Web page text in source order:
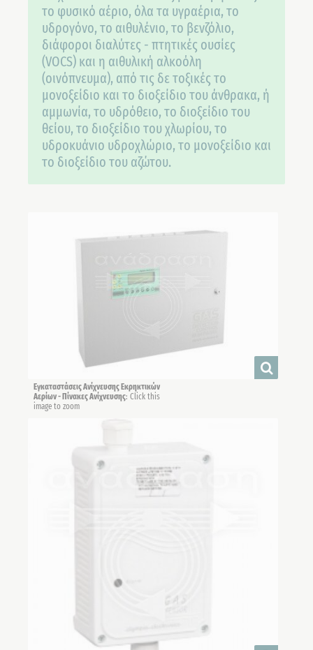
το φυσικό αέριο, όλα τα υγραέρια, το
υδρογόνο, το αιθυλένιο, το βενζόλιο,
διάφοροι διαλύτες - πτητικές ουσίες
(VOCS) και η αιθυλική αλκοόλη
(οινόπνευμα), από τις δε τοξικές το
μονοξείδιο και το διοξείδιο του άνθρακα, ή
αμμωνία, το υδρόθειο, το διοξείδιο του
θείου, το διοξείδιο του χλωρίου, το
υδροκυάνιο υδροχλώριο, το μονοξείδιο και
το διοξείδιο του αζώτου.
Εγκαταστάσεις Ανίχνευσης Εκρηκτικών
Αερίων - Πίνακες Ανίχνευσης: Click this
image to zoom